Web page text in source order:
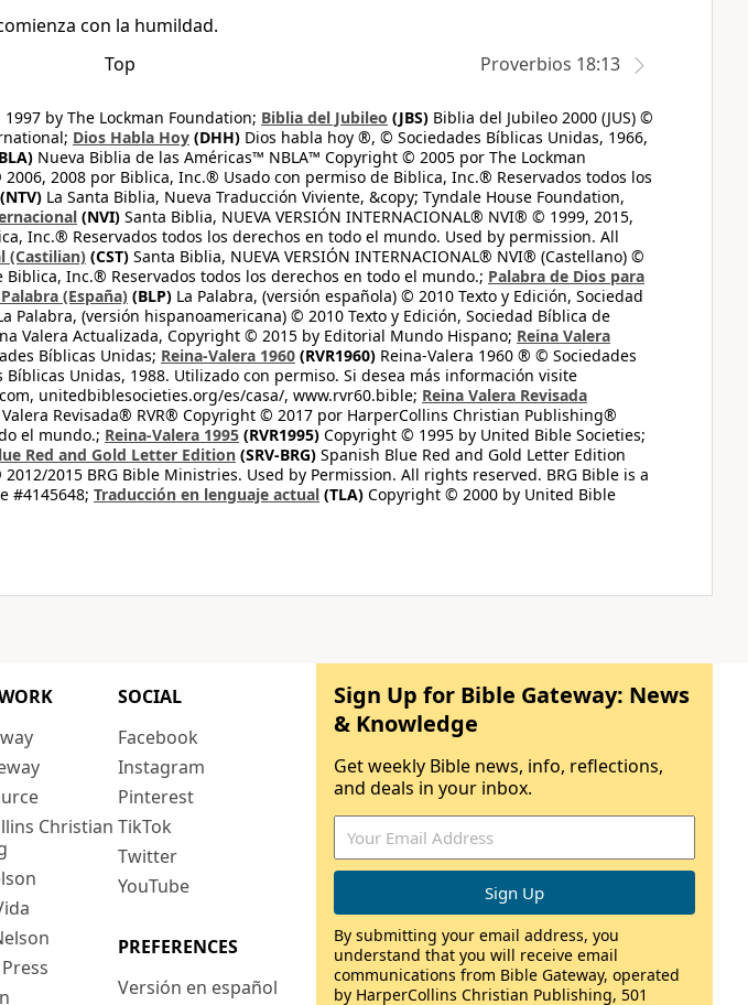
con la humildad.
Top Proverbios 18:13
by The Lockman Foundation; Biblia del Jubileo (JBS) Biblia del Jubileo 2000 (JUS) ©
Dios Habla Hoy (DHH) Dios habla hoy ®, © Sociedades Bíblicas Unidas, 1966,
Nueva Biblia de las Américas™ NBLA™ Copyright © 2005 por The Lockman
2008 por Biblica, Inc.® Usado con permiso de Biblica, Inc.® Reservados todos los
(NTV) La Santa Biblia, Nueva Traducción Viviente, &copy; Tyndale House Foundation,
(NVI) Santa Biblia, NUEVA VERSIÓN INTERNACIONAL® NVI® © 1999, 2015,
Inc.® Reservados todos los derechos en todo el mundo. Used by permission. All
(Castilian) (CST) Santa Biblia, NUEVA VERSIÓN INTERNACIONAL® NVI® (Castellano) ©
Inc.® Reservados todos los derechos en todo el mundo.; Palabra de Dios para
(España) (BLP) La Palabra, (versión española) © 2010 Texto y Edición, Sociedad
Palabra, (versión hispanoamericana) © 2010 Texto y Edición, Sociedad Bíblica de
Valera Actualizada, Copyright © 2015 by Editorial Mundo Hispano; Reina Valera
Bíblicas Unidas; Reina-Valera 1960 (RVR1960) Reina-Valera 1960 ® © Sociedades
Unidas, 1988. Utilizado con permiso. Si desea más información visite
unitedbiblesocieties.org/es/casa/, www.rvr60.bible; Reina Valera Revisada
Revisada® RVR® Copyright © 2017 por HarperCollins Christian Publishing®
el mundo.; Reina-Valera 1995 (RVR1995) Copyright © 1995 by United Bible Societies;
Red and Gold Letter Edition (SRV-BRG) Spanish Blue Red and Gold Letter Edition
2015 BRG Bible Ministries. Used by Permission. All rights reserved. BRG Bible is a
#4145648; Traducción en lenguaje actual (TLA) Copyright © 2000 by United Bible
Christian
SOCIAL
Facebook
Instagram
Pinterest
TikTok
Twitter
YouTube
PREFERENCES
Versión en español
Sign Up for Bible Gateway: News
& Knowledge
Get weekly Bible news, info, reflections,
and deals in your inbox.
By submitting your email address, you
understand that you will receive email
communications from Bible Gateway, operated
by HarperCollins Christian Publishing, 501